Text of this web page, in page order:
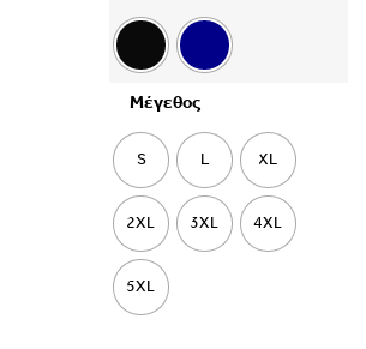
Μέγεθος
S L XL
2XL 3XL 4XL
5XL